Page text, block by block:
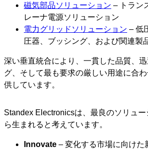
磁気部品ソリューション – トラン
レーナ電源ソリューション
電力グリッドソリューション – 低
圧器、ブッシング、および関連製
深い垂直統合により、一貫した品質、
グ、そして最も要求の厳しい用途に合
供しています。
Standex Electronicsは、最良のソリュ
ら生まれると考えています。
Innovate – 変化する市場に向けた